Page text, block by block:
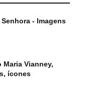
- Imagens
Maria Vianney,
ícones